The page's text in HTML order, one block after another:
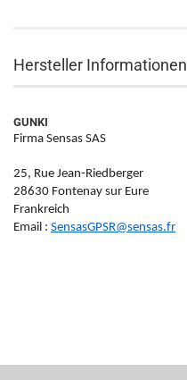
Hersteller Informationen
GUNKI
Firma Sensas SAS
25, Rue Jean-Riedberger
28630 Fontenay sur Eure
Frankreich
Email : SensasGPSR@sensas.fr